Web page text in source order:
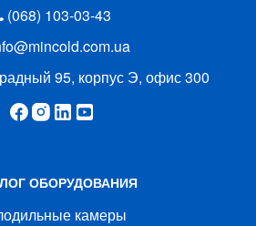
(068) 103-03-43
95, корпус Э, офис 300
ОБОРУДОВАНИЯ
камеры